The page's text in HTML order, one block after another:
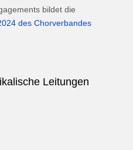
bildet die
des Chorverbandes
Leitungen